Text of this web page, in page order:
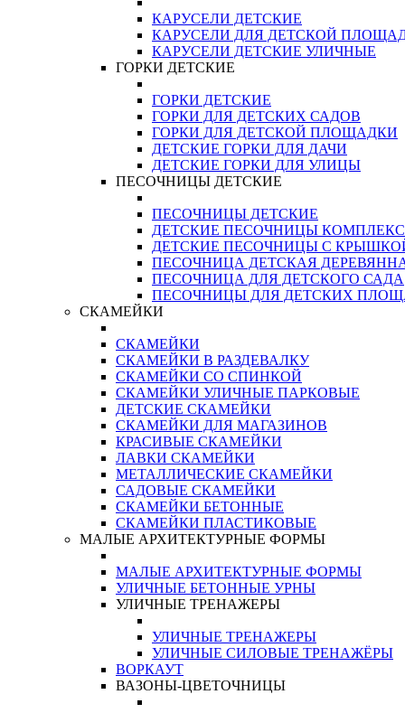
КАРУСЕЛИ ДЕТСКИЕ
КАРУСЕЛИ ДЛЯ ДЕТСКОЙ
КАРУСЕЛИ ДЕТСКИЕ УЛИЧНЫЕ
ГОРКИ ДЕТСКИЕ
ГОРКИ ДЕТСКИЕ
ГОРКИ ДЛЯ ДЕТСКИХ САДОВ
ГОРКИ ДЛЯ ДЕТСКОЙ ПЛОЩАДКИ
ДЕТСКИЕ ГОРКИ ДЛЯ ДАЧИ
ДЕТСКИЕ ГОРКИ ДЛЯ УЛИЦЫ
ПЕСОЧНИЦЫ ДЕТСКИЕ
ПЕСОЧНИЦЫ ДЕТСКИЕ
ДЕТСКИЕ ПЕСОЧНИЦЫ
ДЕТСКИЕ ПЕСОЧНИЦЫ С
ПЕСОЧНИЦА ДЕТСКАЯ
ПЕСОЧНИЦА ДЛЯ ДЕТСКОГО САДА
ПЕСОЧНИЦЫ ДЛЯ ДЕТСКИХ
СКАМЕЙКИ
СКАМЕЙКИ
СКАМЕЙКИ В РАЗДЕВАЛКУ
СКАМЕЙКИ СО СПИНКОЙ
СКАМЕЙКИ УЛИЧНЫЕ ПАРКОВЫЕ
ДЕТСКИЕ СКАМЕЙКИ
СКАМЕЙКИ ДЛЯ МАГАЗИНОВ
КРАСИВЫЕ СКАМЕЙКИ
ЛАВКИ СКАМЕЙКИ
МЕТАЛЛИЧЕСКИЕ СКАМЕЙКИ
САДОВЫЕ СКАМЕЙКИ
СКАМЕЙКИ БЕТОННЫЕ
СКАМЕЙКИ ПЛАСТИКОВЫЕ
МАЛЫЕ АРХИТЕКТУРНЫЕ ФОРМЫ
МАЛЫЕ АРХИТЕКТУРНЫЕ ФОРМЫ
УЛИЧНЫЕ БЕТОННЫЕ УРНЫ
УЛИЧНЫЕ ТРЕНАЖЕРЫ
УЛИЧНЫЕ ТРЕНАЖЕРЫ
УЛИЧНЫЕ СИЛОВЫЕ ТРЕНАЖЁРЫ
ВОРКАУТ
ВАЗОНЫ-ЦВЕТОЧНИЦЫ